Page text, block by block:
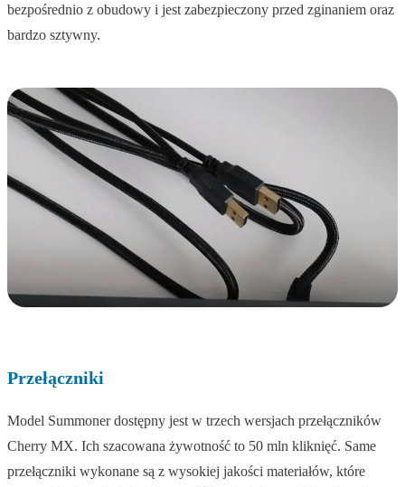
bezpośrednio z obudowy i jest zabezpieczony przed zginaniem oraz
bardzo sztywny.
Przełączniki
Model Summoner dostępny jest w trzech wersjach przełączników
Cherry MX. Ich szacowana żywotność to 50 mln kliknięć. Same
przełączniki wykonane są z wysokiej jakości materiałów, które